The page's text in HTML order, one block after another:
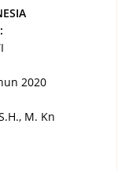
2020
M. Kn